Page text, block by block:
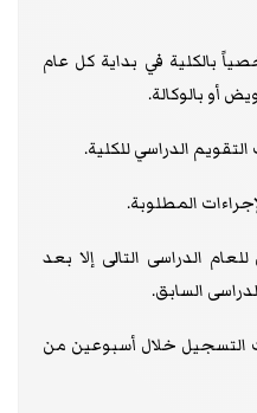
بالكلية في بداية كل عام
أو بالوكالة.
الدراسى التالى إلا بعد
السابق.
التسجيل خلال أسبوعين من